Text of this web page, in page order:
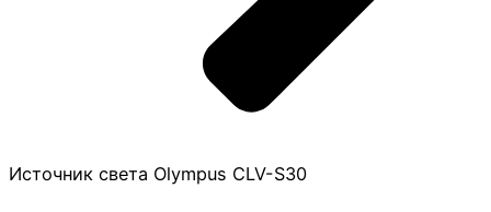
Источник света Olympus CLV-S30